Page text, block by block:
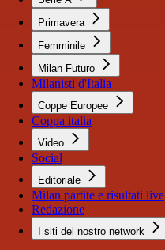
Primavera
Femminile
Milan Futuro
Milanisti d'Italia
Coppe Europee
Coppa italia
Video
Social
Editoriale
Milan partite e risultati live
Redazione
I siti del nostro network